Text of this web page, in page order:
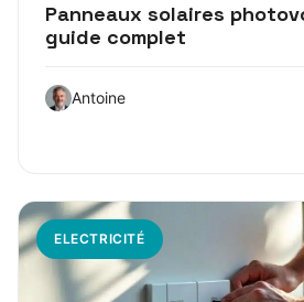
Panneaux solaires
guide complet
Antoine
ELECTRICITÉ